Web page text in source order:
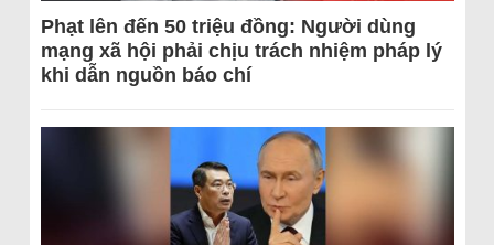
Phạt lên đến 50 triệu đồng: Người dùng
mạng xã hội phải chịu trách nhiệm pháp lý
khi dẫn nguồn báo chí